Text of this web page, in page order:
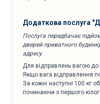
Додаткова послуга
Послуга передбачає
дверей приватного
адресу
Для відправлень вагою
Якщо вага відправлення
За кожні наступні 100 кг
починаючи з першого